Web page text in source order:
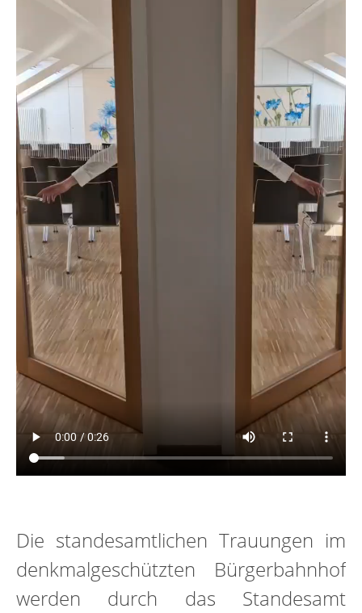
Die standesamtlichen Trauungen im
denkmalgeschützten Bürgerbahnhof
werden durch das Standesamt